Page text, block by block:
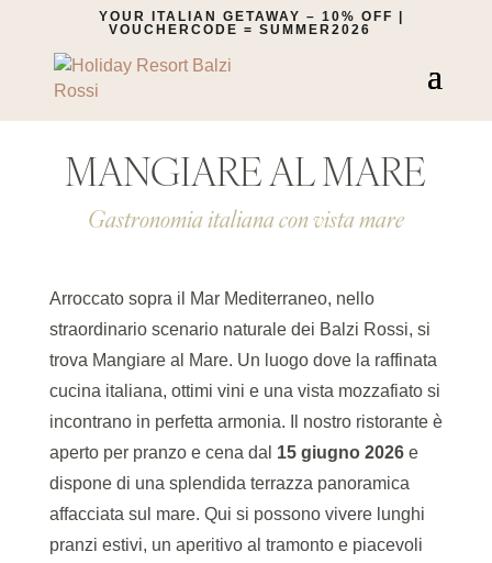
YOUR ITALIAN GETAWAY – 10% OFF |
VOUCHERCODE = SUMMER2026
MANGIARE AL MARE
Gastronomia italiana con vista mare
Arroccato sopra il Mar Mediterraneo, nello
straordinario scenario naturale dei Balzi Rossi, si
trova Mangiare al Mare. Un luogo dove la raffinata
cucina italiana, ottimi vini e una vista mozzafiato si
incontrano in perfetta armonia. Il nostro ristorante è
aperto per pranzo e cena dal 15 giugno 2026e
dispone di una splendida terrazza panoramica
affacciata sul mare. Qui si possono vivere lunghi
pranzi estivi, un aperitivo al tramonto e piacevoli